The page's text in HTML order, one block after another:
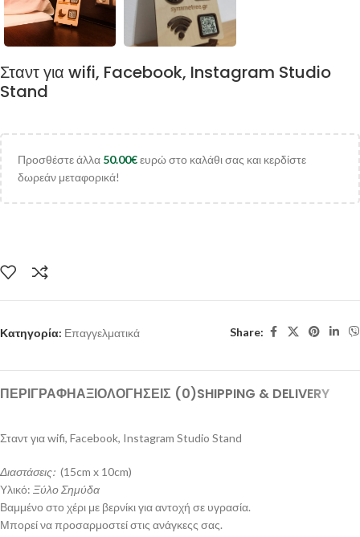
Σταντ για wifi, Facebook, Instagram Studio
Stand
Προσθέστε άλλα 50.00€ευρώ στο καλάθι σας και κερδίστε
δωρεάν μεταφορικά!
Κατηγορία: Επαγγελματικά Share:
ΠΕΡΙΓΡΑΦΉΑΞΙΟΛΟΓΉΣΕΙΣ (0)SHIPPING & DELIVERY
Σταντ για wifi, Facebook, Instagram Studio Stand
Διαστάσεις: (15cm x 10cm)
Υλικό: Ξύλο Σημύδα
Βαμμένο στο χέρι με βερνίκι για αντοχή σε υγρασία.
Μπορεί να προσαρμοστεί στις ανάγκεςς σας.